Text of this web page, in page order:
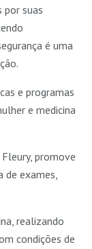
por suas
é uma
e programas
e medicina
promove
de exames,
realizando
condições de